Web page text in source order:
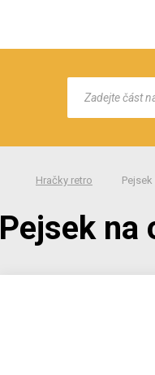
Hračky retro
Pejsek na